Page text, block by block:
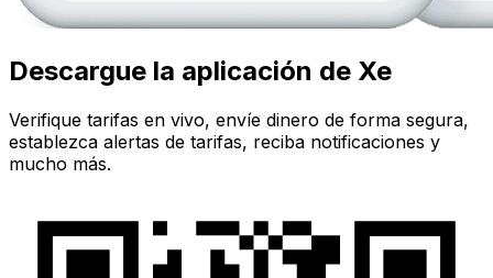
Descargue la aplicación de Xe
Verifique tarifas en vivo, envíe dinero de forma segura,
establezca alertas de tarifas, reciba notificaciones y
mucho más.